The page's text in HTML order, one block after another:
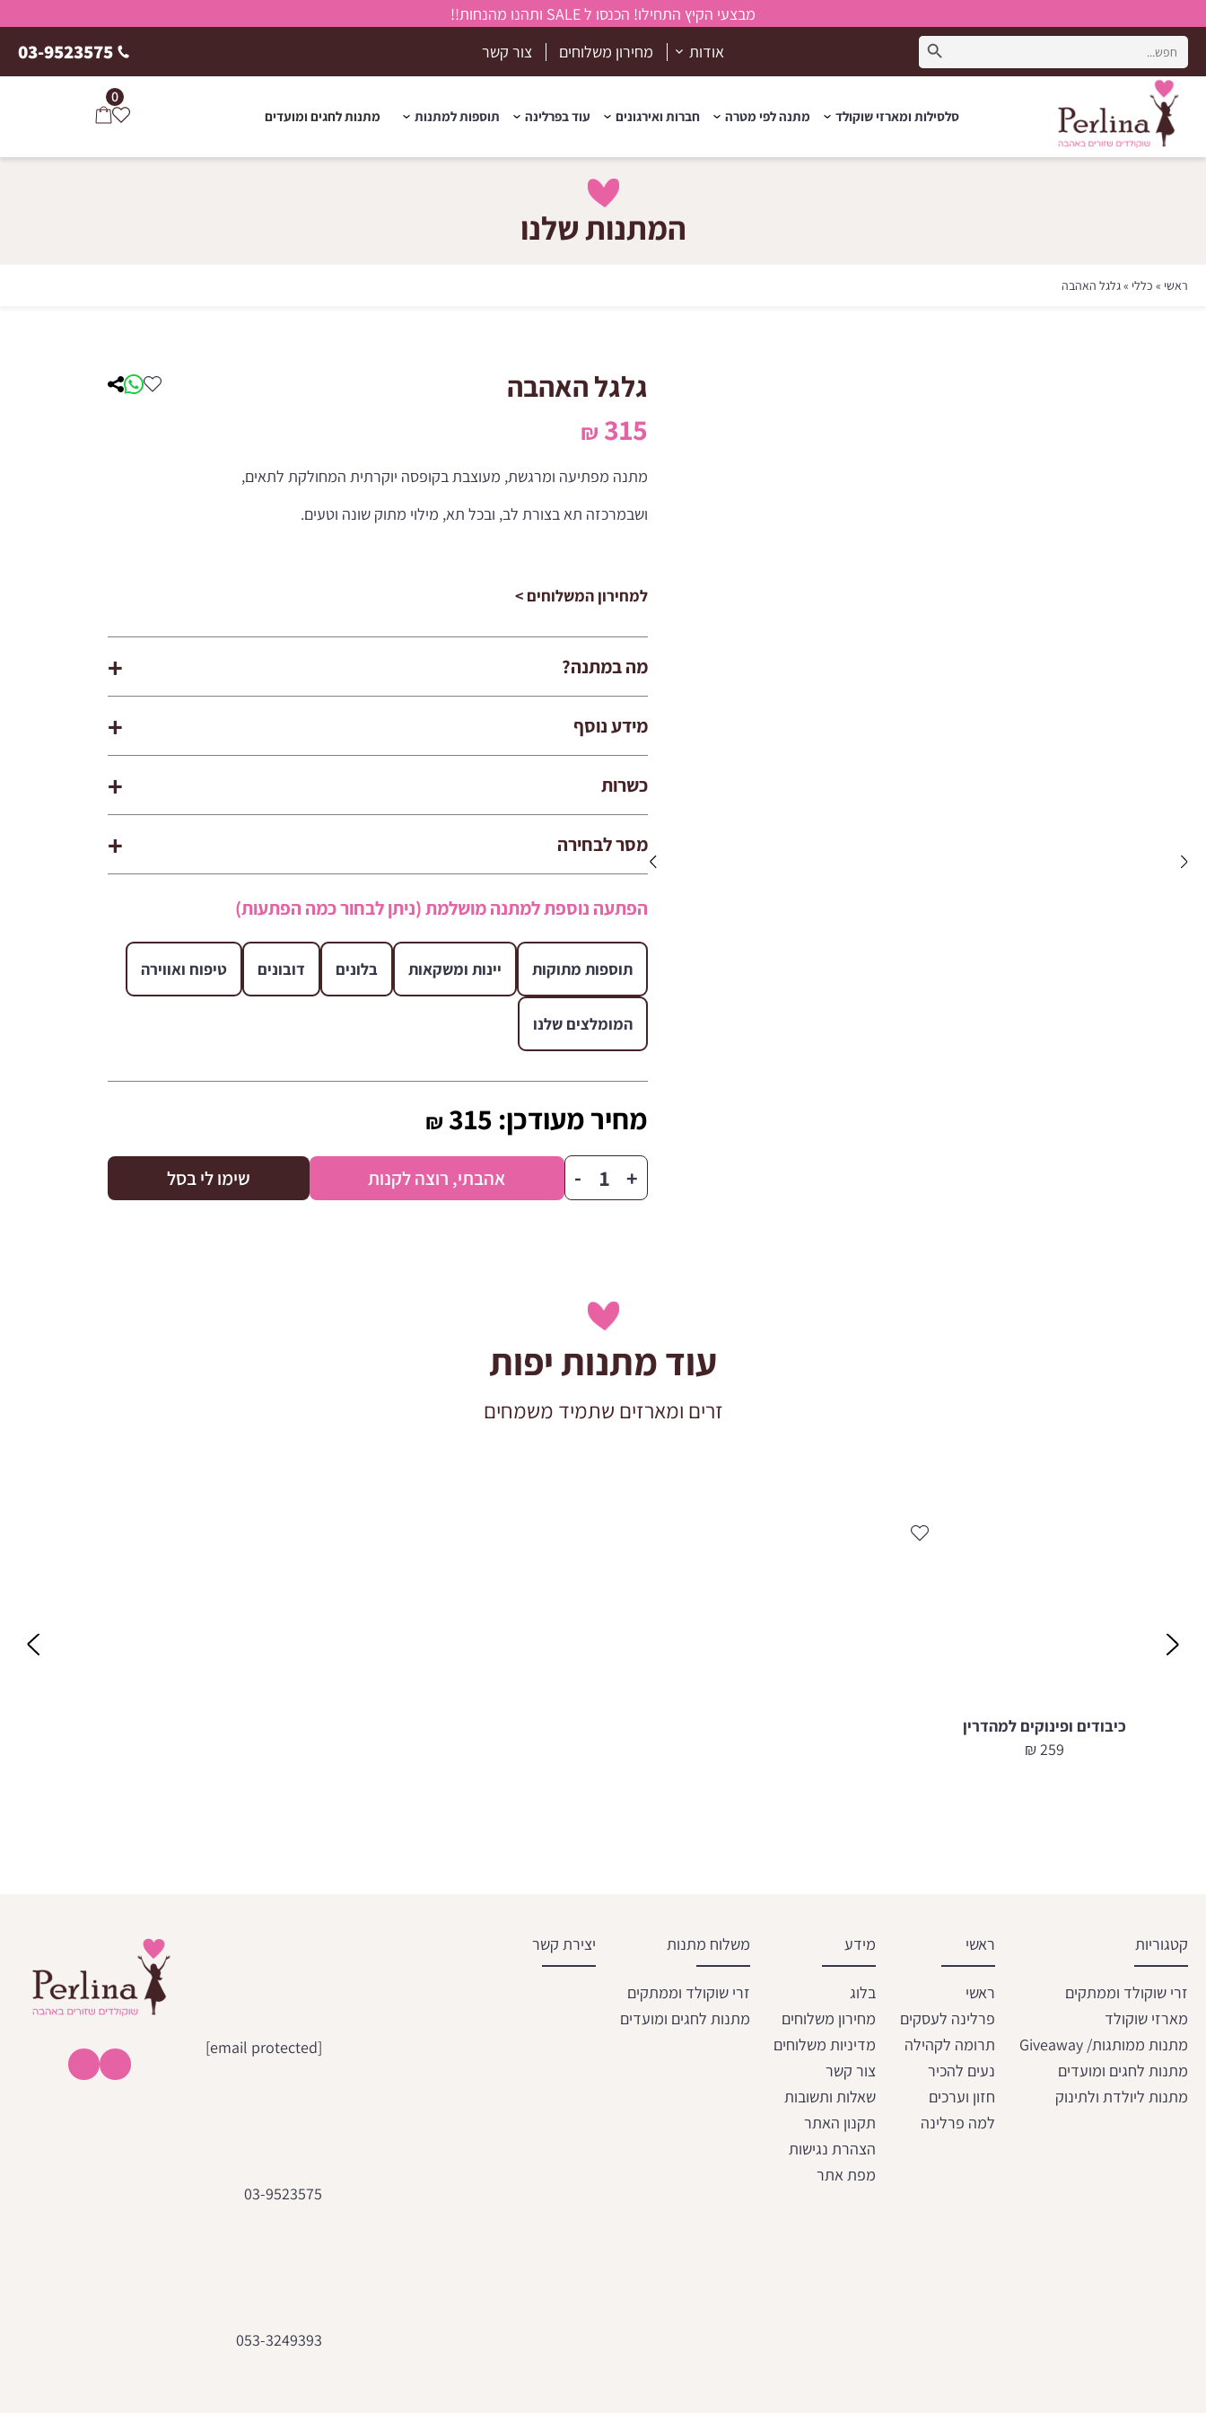
מבצעי הקיץ התחילו! הכנסו ל SALE ותהנו מהנחות!!
Search
for:
Search Button
אודות מחירון משלוחים צור קשר 03-9523575
סלסילות ומארזי שוקולד מתנה לפי מטרה חברות ואירגונים עוד בפרלינה תוספות למתנות מתנות לחגים ומועדים
0
המתנות שלנו
ראשי » כללי »גלגל האהבה
גלגל האהבה
315
₪
מתנה מפתיעה ומרגשת, מעוצבת בקופסה יוקרתית המחולקת לתאים,
ושבמרכזה תא בצורת לב, ובכל תא, מילוי מתוק שונה וטעים.
למחירון המשלוחים >
מה במתנה?
מידע נוסף
כשרות
מסר לבחירה
הפתעה נוספת למתנה מושלמת (ניתן לבחור כמה הפתעות)
תוספות מתוקות יינות ומשקאות בלונים דובונים טיפוח ואווירה
המומלצים שלנו
מחיר מעודכן: 315
₪
+
כמות
של
- אהבתי, רוצה לקנות שימו לי בסל
עוד מתנות יפות
זרים ומארזים שתמיד משמחים
כיבודים ופינוקים למהדרין
259
₪
קטגוריות
זרי שוקולד וממתקים
מארזי שוקולד
מתנות ממותגות/ Giveaway
מתנות לחגים ומועדים
מתנות ליולדת ולתינוק
ראשי
ראשי
פרלינה לעסקים
תרומה לקהילה
נעים להכיר
חזון וערכים
למה פרלינה
מידע
בלוג
מחירון משלוחים
מדיניות משלוחים
צור קשר
שאלות ותשובות
תקנון האתר
הצהרת נגישות
מפת אתר
משלוח מתנות
זרי שוקולד וממתקים
מתנות לחגים ומועדים
יצירת קשר
[email protected]
03-9523575
053-3249393